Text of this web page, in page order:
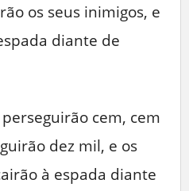
os seus inimigos, e
diante de
cem, cem
dez mil, e os
à espada diante